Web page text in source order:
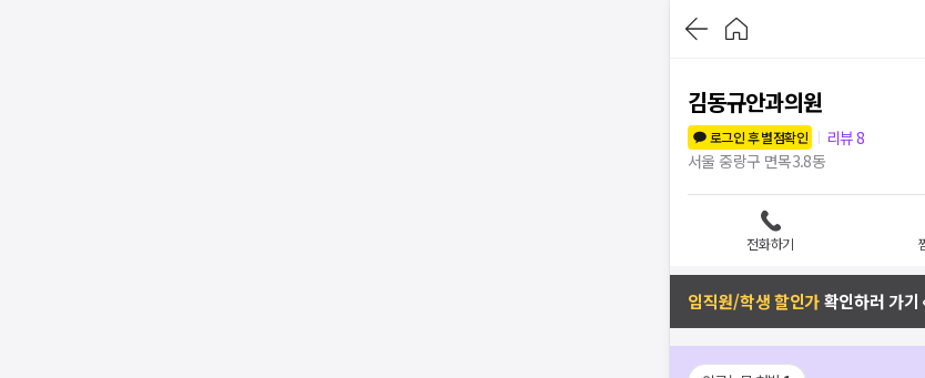
김동규안과의원
로그인 후 별점확인
리뷰8
서울 중랑구 면목3.8동
전화하기
임직원/학생 할인가확인하러 가기